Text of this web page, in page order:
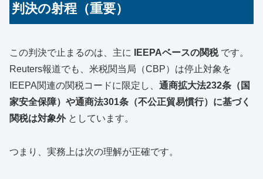
判決の射程（重要）
この判決で止まるのは、主に IEEPAベースの関税です。
Reuters報道でも、米税関当局（CBP）は停止対象を
IEEPA関連の関税コードに限定し、 通商拡大法232条（国
家安全保障）や通商法301条（不公正貿易慣行）に基づく
関税は対象外としています。
つまり、実務上は次の理解が正確です。